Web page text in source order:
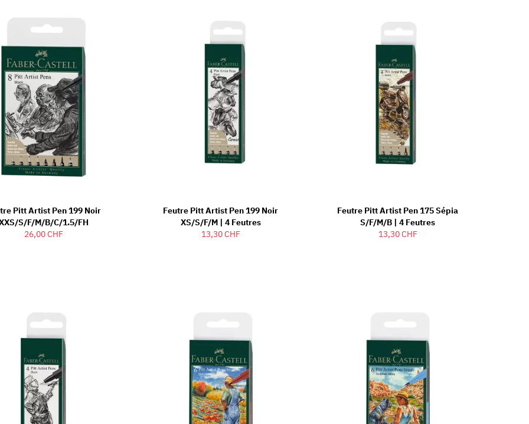
Pitt Artist Pen 199 Noir
S/F/M/B/C/1.5/FH
26,00 CHF
Feutre Pitt Artist Pen 199 Noir
XS/S/F/M | 4 Feutres
13,30 CHF
Feutre Pitt Artist Pen 175 Sépia
S/F/M/B | 4 Feutres
13,30 CHF